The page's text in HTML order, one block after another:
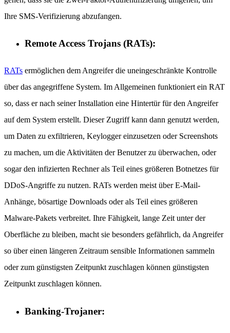
Ihre SMS-Verifizierung abzufangen.
Remote Access Trojans (RATs):
RATs ermöglichen dem Angreifer die uneingeschränkte Kontrolle
über das angegriffene System. Im Allgemeinen funktioniert ein RAT
so, dass er nach seiner Installation eine Hintertür für den Angreifer
auf dem System erstellt. Dieser Zugriff kann dann genutzt werden,
um Daten zu exfiltrieren, Keylogger einzusetzen oder Screenshots
zu machen, um die Aktivitäten der Benutzer zu überwachen, oder
sogar den infizierten Rechner als Teil eines größeren Botnetzes für
DDoS-Angriffe zu nutzen. RATs werden meist über E-Mail-
Anhänge, bösartige Downloads oder als Teil eines größeren
Malware-Pakets verbreitet. Ihre Fähigkeit, lange Zeit unter der
Oberfläche zu bleiben, macht sie besonders gefährlich, da Angreifer
so über einen längeren Zeitraum sensible Informationen sammeln
oder zum günstigsten Zeitpunkt zuschlagen können günstigsten
Zeitpunkt zuschlagen können.
Banking-Trojaner: